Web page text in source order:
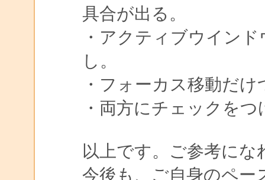
具合が出る。
・アクティブウイン
し。
・フォーカス移動だ
・両方にチェックを
以上です。ご参考にな
今後も、ご自身のペ